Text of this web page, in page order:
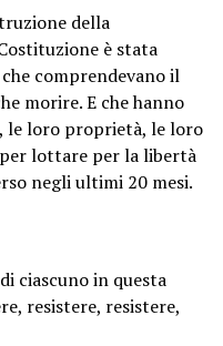
della
è stata
comprendevano il
morire. E che hanno
le loro proprietà, le loro
lottare per la libertà
negli ultimi 20 mesi.
ciascuno in questa
resistere, resistere,